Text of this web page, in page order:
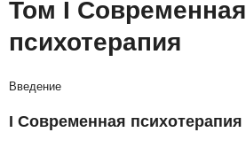
Том I Современная
психотерапия
Введение
I Современная психотерапия